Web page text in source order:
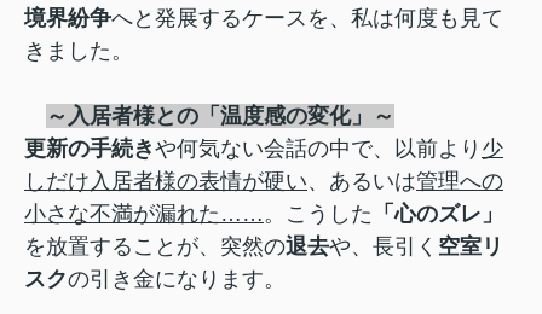
境界紛争へと発展するケースを、私は何度も見て
きました。
～ 入居者様との「温度感の変化」～
更新の手続きや何気ない会話の中で、以前より 少
しだけ入居者様の表情が硬い、あるいは管理への
小さな不満が漏れた…… 。こうした 「心のズレ」
を放置することが、突然の退去や、長引く 空室リ
スクの引き金になります。